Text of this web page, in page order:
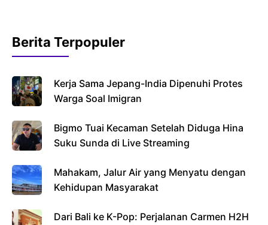
Berita Terpopuler
Kerja Sama Jepang-India Dipenuhi Protes
Warga Soal Imigran
Bigmo Tuai Kecaman Setelah Diduga Hina
Suku Sunda di Live Streaming
Mahakam, Jalur Air yang Menyatu dengan
Kehidupan Masyarakat
Dari Bali ke K-Pop: Perjalanan Carmen H2H